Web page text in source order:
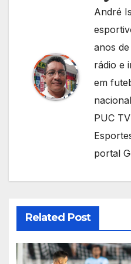
André
anos
rádio e
em
PUC
portal
Related Post